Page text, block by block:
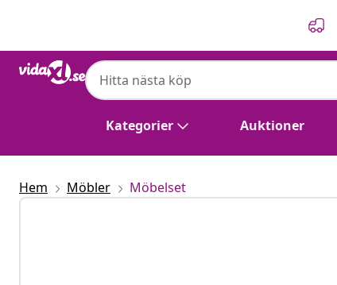
Kategorier Auktioner
Hem Möbler Möbelset